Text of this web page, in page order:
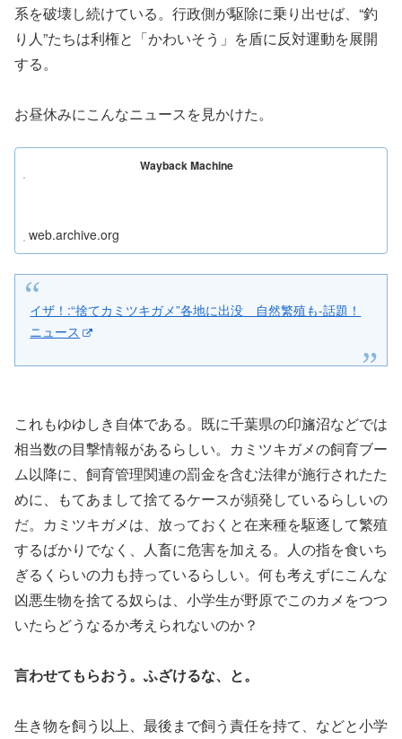
系を破壊し続けている。行政側が駆除に乗り出せば、“釣
り人”たちは利権と「かわいそう」を盾に反対運動を展開
する。
お昼休みにこんなニュースを見かけた。
Wayback Machine
web.archive.org
イザ！:“捨てカミツキガメ”各地に出没 自然繁殖も-話題！
ニュース
これもゆゆしき自体である。既に千葉県の印旛沼などでは
相当数の目撃情報があるらしい。カミツキガメの飼育ブー
ム以降に、飼育管理関連の罰金を含む法律が施行されたた
めに、もてあまして捨てるケースが頻発しているらしいの
だ。カミツキガメは、放っておくと在来種を駆逐して繁殖
するばかりでなく、人畜に危害を加える。人の指を食いち
ぎるくらいの力も持っているらしい。何も考えずにこんな
凶悪生物を捨てる奴らは、小学生が野原でこのカメをつつ
いたらどうなるか考えられないのか？
言わせてもらおう。ふざけるな、と。
生き物を飼う以上、最後まで飼う責任を持て、などと小学